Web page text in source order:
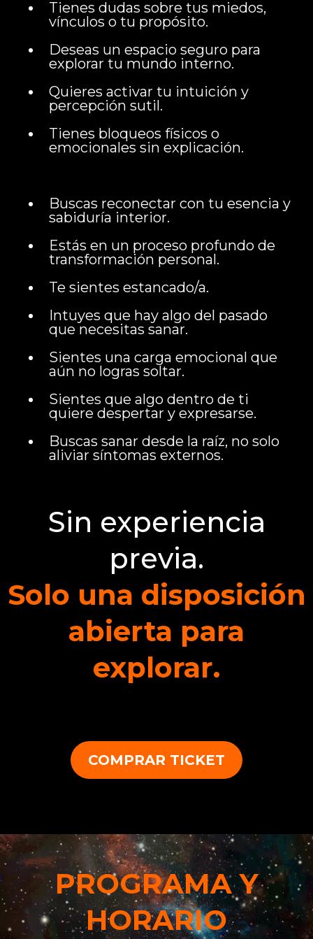
Tienes dudas sobre tus miedos,
vínculos o tu propósito.
Deseas un espacio seguro para
explorar tu mundo interno.
Quieres activar tu intuición y
percepción sutil.
Tienes bloqueos físicos o
emocionales sin explicación.
Buscas reconectar con tu esencia y
sabiduría interior.
Estás en un proceso profundo de
transformación personal.
Te sientes estancado/a.
Intuyes que hay algo del pasado
que necesitas sanar.
Sientes una carga emocional que
aún no logras soltar.
Sientes que algo dentro de ti
quiere despertar y expresarse.
Buscas sanar desde la raíz, no solo
aliviar síntomas externos.
Sin experiencia
previa.
Solo una disposición
abierta para
explorar.
COMPRAR TICKET
PROGRAMA Y
HORARIO